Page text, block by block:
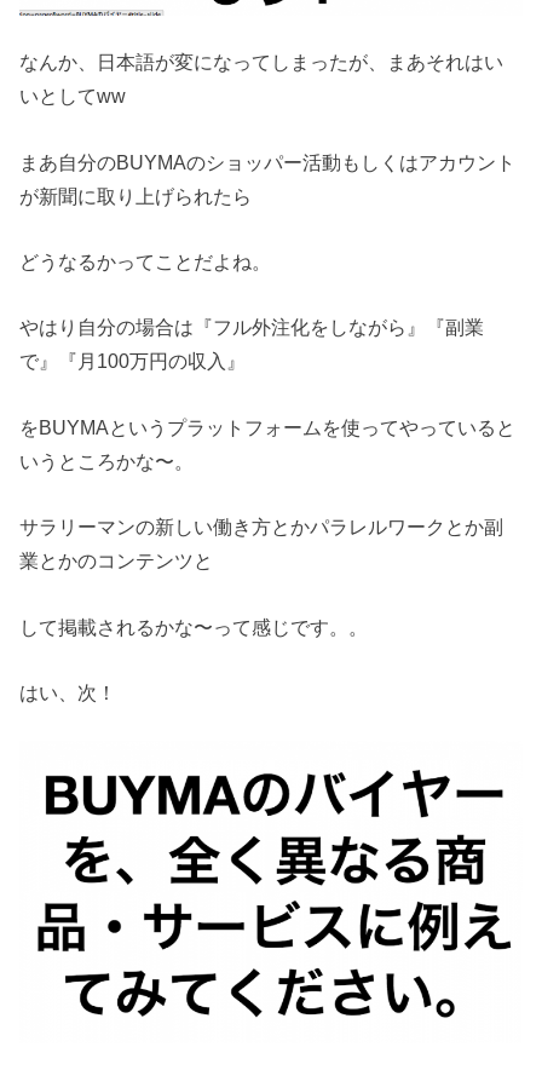
なんか、日本語が変になってしまったが、まあそれはい
いとしてww
まあ自分のBUYMAのショッパー活動もしくはアカウント
が新聞に取り上げられたら
どうなるかってことだよね。
やはり自分の場合は『フル外注化をしながら』『副業
で』『月100万円の収入』
をBUYMAというプラットフォームを使ってやっていると
いうところかな〜。
サラリーマンの新しい働き方とかパラレルワークとか副
業とかのコンテンツと
して掲載されるかな〜って感じです。。
はい、次！